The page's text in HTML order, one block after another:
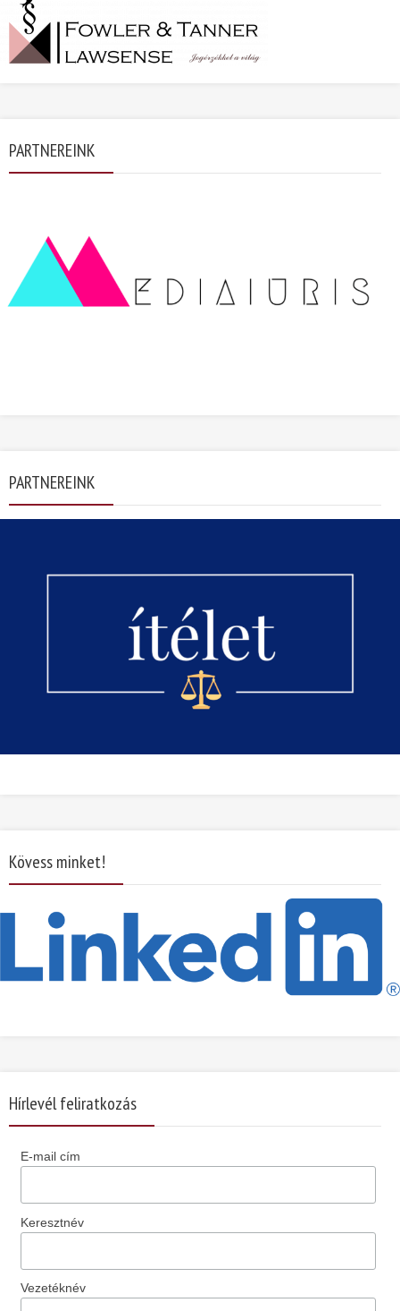
PARTNEREINK
PARTNEREINK
Kövess minket!
Hírlevél feliratkozás
E-mail cím
Keresztnév
Vezetéknév